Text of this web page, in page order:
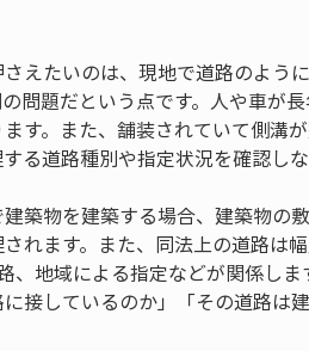
えたいのは、現地で道路のよう
問題だという点です。人や車が
す。また、舗装されていて側溝
る道路種別や指定状況を確認し
築物を建築する場合、建築物の
れます。また、同法上の道路は
、地域による指定などが関係し
接しているのか」「その道路は